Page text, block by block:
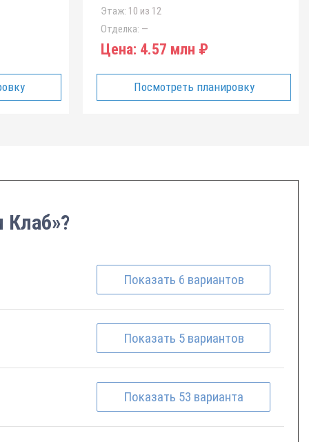
Этаж: 10 из 12
Отделка: —
Цена: 4.57 млн ₽
Посмотреть планировку
Клаб»?
Показать 6 вариантов
Показать 5 вариантов
Показать 53 варианта